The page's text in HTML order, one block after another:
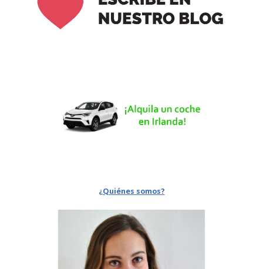
¿Quiénes somos?